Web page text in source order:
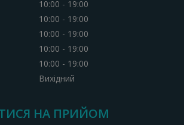
10:00 - 19:00
10:00 - 19:00
10:00 - 19:00
10:00 - 19:00
10:00 - 19:00
Вихідний
НА ПРИЙОМ